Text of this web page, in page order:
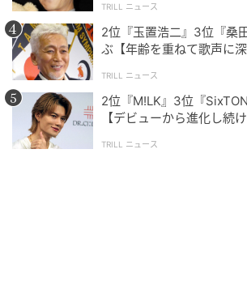
とを、あらかじめご了承ください。
※記事内の情報は執筆時点の内容です
※コメントは原文ママ
※本記事は自社で募集したアンケー
とにAIが本文を作成しておりますが
開を行っています。
TRILL ニュース
2位『玉置浩二』3位『桑
ぶ【年齢を重ねて歌声に
TRILL ニュース
2位『M!LK』3位『
【デビューから進化し続
TRILL ニュース